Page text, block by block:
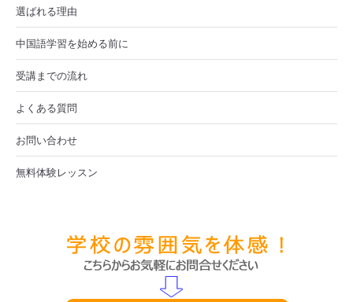
選ばれる理由
中国語学習を始める前に
受講までの流れ
よくある質問
お問い合わせ
無料体験レッスン